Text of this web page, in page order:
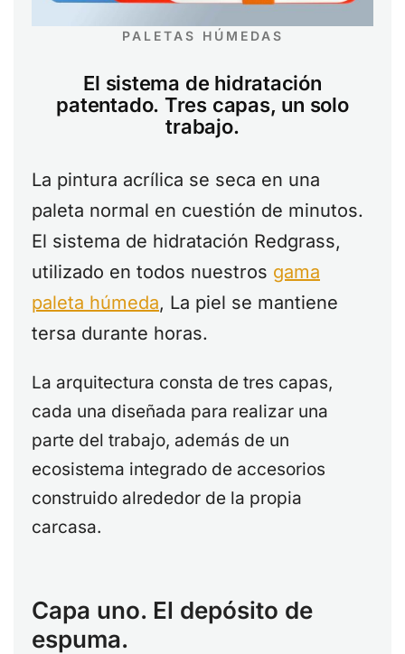
PALETAS HÚMEDAS
El sistema de hidratación
patentado. Tres capas, un solo
trabajo.
La pintura acrílica se seca en una
paleta normal en cuestión de minutos.
El sistema de hidratación Redgrass,
utilizado en todos nuestros gama
paleta húmeda, La piel se mantiene
tersa durante horas.
La arquitectura consta de tres capas,
cada una diseñada para realizar una
parte del trabajo, además de un
ecosistema integrado de accesorios
construido alrededor de la propia
carcasa.
Capa uno. El depósito de
espuma.